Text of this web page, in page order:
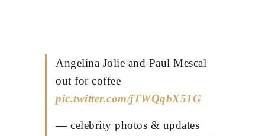
Angelina Jolie and Paul Mescal
out for coffee
pic.twitter.com/jTWQqbX51G
— celebrity photos & updates